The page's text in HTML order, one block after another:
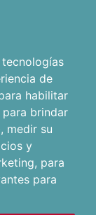
de
habilitar
para brindar
, medir su
y
, para
para